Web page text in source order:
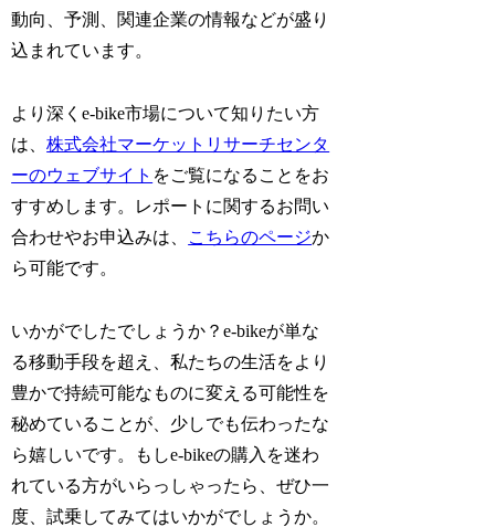
動向、予測、関連企業の情報などが盛り
込まれています。
より深くe-bike市場について知りたい方
は、株式会社マーケットリサーチセンタ
ーのウェブサイト をご覧になることをお
すすめします。レポートに関するお問い
合わせやお申込みは、
こちらのページか
ら可能です。
いかがでしたでしょうか？e-bikeが単な
る移動手段を超え、私たちの生活をより
豊かで持続可能なものに変える可能性を
秘めていることが、少しでも伝わったな
ら嬉しいです。もしe-bikeの購入を迷わ
れている方がいらっしゃったら、ぜひ一
度、試乗してみてはいかがでしょうか。